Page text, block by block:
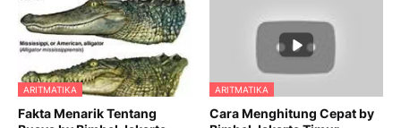
ARITMATIKA
Fakta Menarik Tentang
ARITMATIKA
Cara Menghitung Cepat by